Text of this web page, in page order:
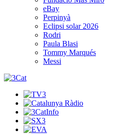
eBay
Perpinyà
Eclipsi solar 2026
Rodri
Paula Blasi
Tommy Marqués
Messi